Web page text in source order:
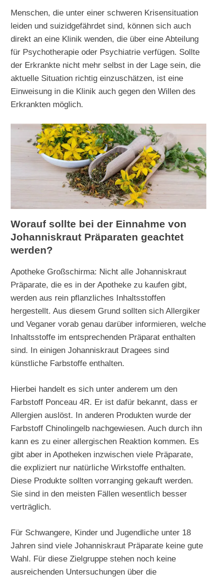
Menschen, die unter einer schweren Krisensituation
leiden und suizidgefährdet sind, können sich auch
direkt an eine Klinik wenden, die über eine Abteilung
für Psychotherapie oder Psychiatrie verfügen. Sollte
der Erkrankte nicht mehr selbst in der Lage sein, die
aktuelle Situation richtig einzuschätzen, ist eine
Einweisung in die Klinik auch gegen den Willen des
Erkrankten möglich.
Worauf sollte bei der Einnahme von
Johanniskraut Präparaten geachtet
werden?
Apotheke Großschirma: Nicht alle Johanniskraut
Präparate, die es in der Apotheke zu kaufen gibt,
werden aus rein pflanzliches Inhaltsstoffen
hergestellt. Aus diesem Grund sollten sich Allergiker
und Veganer vorab genau darüber informieren, welche
Inhaltsstoffe im entsprechenden Präparat enthalten
sind. In einigen Johanniskraut Dragees sind
künstliche Farbstoffe enthalten.
Hierbei handelt es sich unter anderem um den
Farbstoff Ponceau 4R. Er ist dafür bekannt, dass er
Allergien auslöst. In anderen Produkten wurde der
Farbstoff Chinolingelb nachgewiesen. Auch durch ihn
kann es zu einer allergischen Reaktion kommen. Es
gibt aber in Apotheken inzwischen viele Präparate,
die expliziert nur natürliche Wirkstoffe enthalten.
Diese Produkte sollten vorranging gekauft werden.
Sie sind in den meisten Fällen wesentlich besser
verträglich.
Für Schwangere, Kinder und Jugendliche unter 18
Jahren sind viele Johanniskraut Präparate keine gute
Wahl. Für diese Zielgruppe stehen noch keine
ausreichenden Untersuchungen über die